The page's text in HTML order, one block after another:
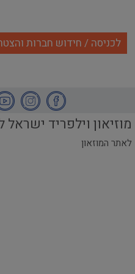
לכניסה / חידוש חברות
מוזיאון וילפריד
לאתר המוזאון